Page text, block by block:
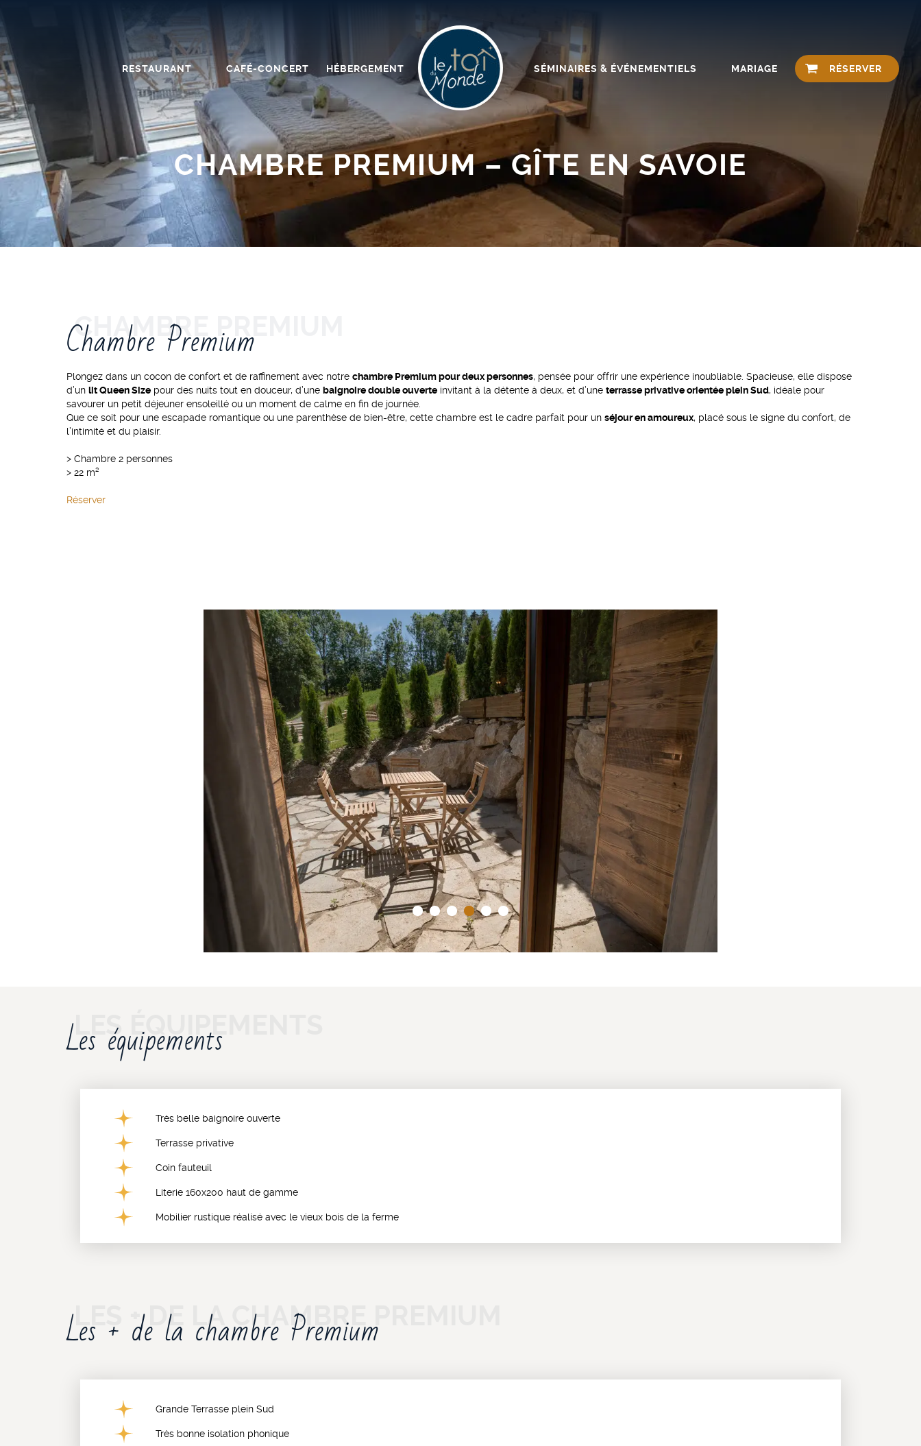
RESTAURANT CAFÉ-CONCERT HÉBERGEMENT SÉMINAIRES & ÉVÉNEMENTIELS MARIAGE RÉSERVER
CHAMBRE PREMIUM – GÎTE EN SAVOIE
Chambre Premium
Plongez dans un cocon de confort et de raffinement avec notre chambre Premium pour deux personnes, pensée pour offrir une expérience inoubliable. Spacieuse, elle dispose
d’un lit Queen Size pour des nuits tout en douceur, d’une baignoire double ouverte invitant à la détente à deux, et d’une terrasse privative orientée plein Sud, idéale pour
savourer un petit déjeuner ensoleillé ou un moment de calme en fin de journée.
Que ce soit pour une escapade romantique ou une parenthèse de bien-être, cette chambre est le cadre parfait pour un séjour en amoureux, placé sous le signe du confort, de
l’intimité et du plaisir.
> Chambre 2 personnes
> 22 m²
Réserver
Les équipements
Très belle baignoire ouverte
Terrasse privative
Coin fauteuil
Literie 160x200 haut de gamme
Mobilier rustique réalisé avec le vieux bois de la ferme
Les + de la chambre Premium
Grande Terrasse plein Sud
Très bonne isolation phonique